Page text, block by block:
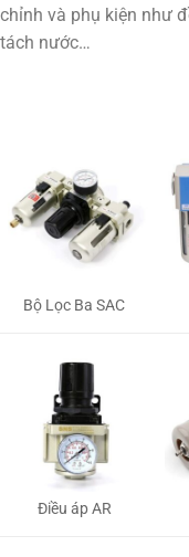
chỉnh và phụ kiện như
tách nước…
Bộ Lọc Ba SAC
Điều áp AR